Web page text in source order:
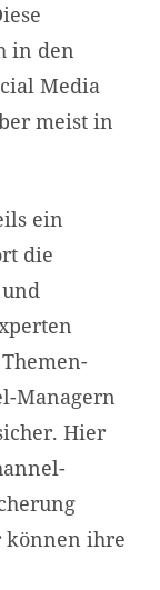
in den
Media
meist in
ein
die
Managern
Hier
können ihre